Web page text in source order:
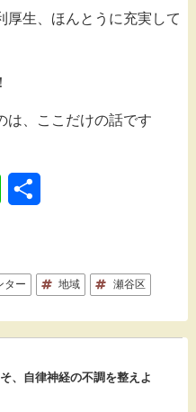
厚生、ほんとうに充実して
、ここだけの話です
eター 地域
瀬谷区
、自律神経の不調を整えよ